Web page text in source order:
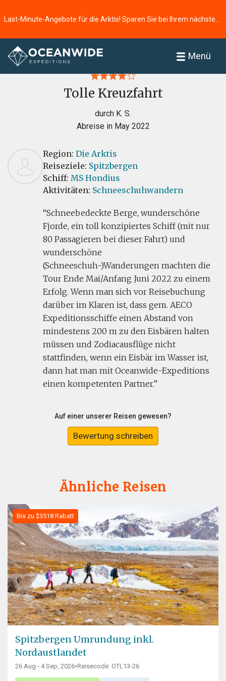
Menü
Startseite
Tolle Kreuzfahrt
durch K. S.
Abreise in May 2022
Region: Die Arktis
Reiseziele: Spitzbergen
Schiff: MS Hondius
Aktivitäten: Schneeschuhwandern
Schneebedeckte Berge, wunderschöne
Fjorde, ein toll konzipiertes Schiff (mit nur
80 Passagieren bei dieser Fahrt) und
wunderschöne
(Schneeschuh-)Wanderungen machten die
Tour Ende Mai/Anfang Juni 2022 zu einem
Erfolg. Wenn man sich vor Reisebuchung
darüber im Klaren ist, dass gem. AECO
Expeditionsschiffe einen Abstand von
mindestens 200 m zu den Eisbären halten
müssen und Zodiacausflüge nicht
stattfinden, wenn ein Eisbär im Wasser ist,
dann hat man mit Oceanwide-Expeditions
einen kompetenten Partner.
Auf einer unserer Reisen gewesen?
Bewertung schreiben
Ähnliche Reisen
Bis zu $3518 Rabatt
Spitzbergen Umrundung inkl.
Nordaustlandet
26 Aug - 4 Sep, 2026•Reisecode: OTL13-26